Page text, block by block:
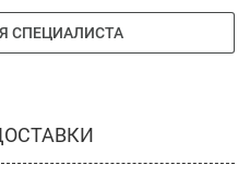
СПЕЦИАЛИСТА